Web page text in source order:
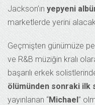
Jackson’ın yepyeni
marketlerde yerini
Geçmişten günümüze
ve R&B müziğin kralı
başarılı erkek
ölümünden sonraki ilk
yayınlanan “Michael”